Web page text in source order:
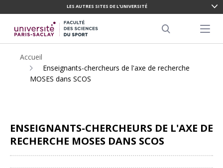
CONTENU
PRINCIPAL
LES AUTRES SITES DE L'UNIVERSITÉ
Menu
Accueil
Enseignants-chercheurs de l'axe de recherche
MOSES dans SCOS
ENSEIGNANTS-CHERCHEURS DE L'AXE DE
RECHERCHE MOSES DANS SCOS